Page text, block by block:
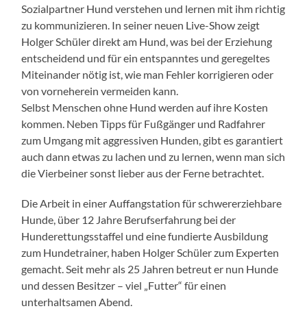
Sozialpartner Hund verstehen und lernen mit ihm richtig
zu kommunizieren. In seiner neuen Live-Show zeigt
Holger Schüler direkt am Hund, was bei der Erziehung
entscheidend und für ein entspanntes und geregeltes
Miteinander nötig ist, wie man Fehler korrigieren oder
von vorneherein vermeiden kann.
Selbst Menschen ohne Hund werden auf ihre Kosten
kommen. Neben Tipps für Fußgänger und Radfahrer
zum Umgang mit aggressiven Hunden, gibt es garantiert
auch dann etwas zu lachen und zu lernen, wenn man sich
die Vierbeiner sonst lieber aus der Ferne betrachtet.
Die Arbeit in einer Auffangstation für schwererziehbare
Hunde, über 12 Jahre Berufserfahrung bei der
Hunderettungsstaffel und eine fundierte Ausbildung
zum Hundetrainer, haben Holger Schüler zum Experten
gemacht. Seit mehr als 25 Jahren betreut er nun Hunde
und dessen Besitzer – viel „Futter“ für einen
unterhaltsamen Abend.